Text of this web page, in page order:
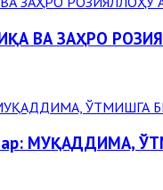
ВА ЗАҲРО
МУҚАДДИМА,